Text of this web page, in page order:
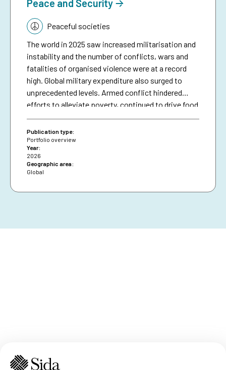
Peace and Security
Topic:Peaceful societies
The world in 2025 saw increased militarisation and
instability and the number of conflicts, wars and
fatalities of organised violence were at a record
high. Global military expenditure also surged to
unprecedented levels. Armed conflict hindered
efforts to alleviate poverty, continued to drive food
and energy insecurity, and render climate goals
unattainable. Whereas fragility has become
universal, OECD identified 61 states as
experiencing high or extreme levels of fragility.
These contexts are home to 25 per cent of the
world’s population and 72 per cent of the world’s
Publication type:
Portfolio overview
Year:
2026
Geographic area:
Global